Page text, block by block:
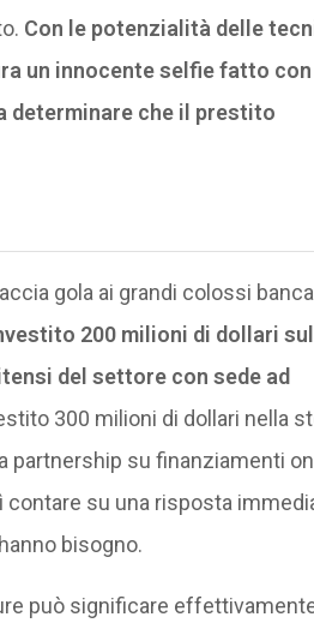
Con le potenzialità delle
un innocente selfie fatto con
determinare che il prestito
gola ai grandi colossi
200 milioni di dollari
del settore con sede ad
300 milioni di dollari nella
partnership su finanziamenti
su una risposta
bisogno.
può significare